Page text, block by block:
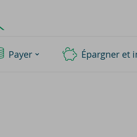
Payer Épargner et